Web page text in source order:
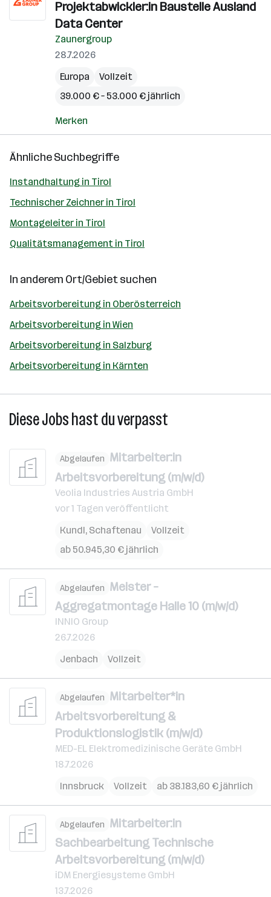
Projektabwickler:in Baustelle Ausland
Data Center
Zaunergroup
28.7.2026
Europa
Vollzeit
39.000 € – 53.000 € jährlich
Merken
Ähnliche Suchbegriffe
Instandhaltung in Tirol
Technischer Zeichner in Tirol
Montageleiter in Tirol
Qualitätsmanagement in Tirol
In anderem Ort/Gebiet suchen
Arbeitsvorbereitung in Oberösterreich
Arbeitsvorbereitung in Wien
Arbeitsvorbereitung in Salzburg
Arbeitsvorbereitung in Kärnten
Diese Jobs hast du verpasst
Abgelaufen Mitarbeiter:in
Arbeitsvorbereitung (m/w/d)
Veolia Industries Austria GmbH
vor 1 Tagen veröffentlicht
Kundl, Schaftenau
Vollzeit
ab 50.945,30 € jährlich
Abgelaufen Meister –
Aggregatmontage Halle 10 (m/w/d)
INNIO Group
26.7.2026
Jenbach
Vollzeit
Abgelaufen Mitarbeiter*in
Arbeitsvorbereitung &
Produktionslogistik (m/w/d)
MED-EL Elektromedizinische Geräte GmbH
18.7.2026
Innsbruck
Vollzeit ab 38.183,60 € jährlich
Abgelaufen Mitarbeiter:in
Sachbearbeitung Technische
Arbeitsvorbereitung (m/w/d)
iDM Energiesysteme GmbH
13.7.2026